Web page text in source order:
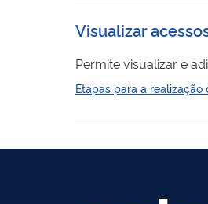
Visualizar
Permite visualizar e
Etapas para a realização